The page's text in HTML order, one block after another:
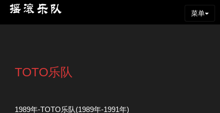
菜单
TOTO乐队
1989年-TOTO乐队(1989年-1991年)